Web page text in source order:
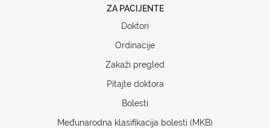
ZA PACIJENTE
Doktori
Ordinacije
Zakaži pregled
Pitajte doktora
Bolesti
Međunarodna klasifikacija bolesti (MKB)